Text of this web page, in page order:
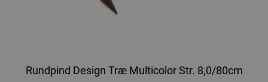
Rundpind Design Træ Multicolor Str. 8,0/80cm